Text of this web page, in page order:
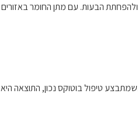
הבעות. עם מתן החומר באזורים
טיפול בוטוקס נכון, התוצאה היא